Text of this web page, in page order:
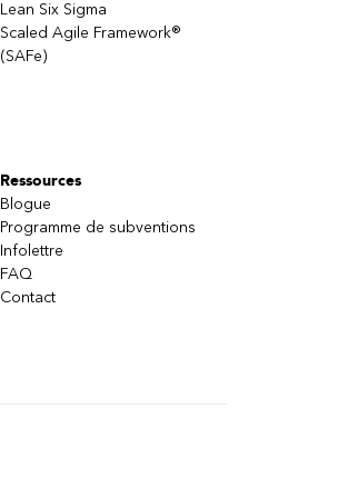
Lean Six Sigma
Scaled Agile Framework®
(SAFe)
Ressources
Blogue
Programme de subventions
Infolettre
FAQ
Contact